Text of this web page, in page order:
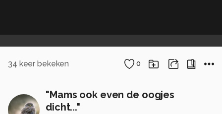
34 keer bekeken 0
"Mams ook even de oogjes
dicht..."